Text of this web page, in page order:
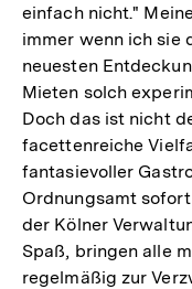
einfach nicht."
immer wenn ich sie
neuesten
Mieten solch
Doch das ist nicht
facettenreiche
fantasievoller
Ordnungsamt
der Kölner
Spaß, bringen alle
regelmäßig zur